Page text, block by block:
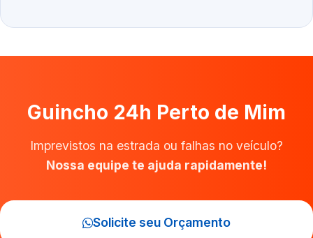
Guincho 24h Perto de Mim
Imprevistos na estrada ou falhas no veículo?
Nossa equipe te ajuda rapidamente!
Solicite seu Orçamento